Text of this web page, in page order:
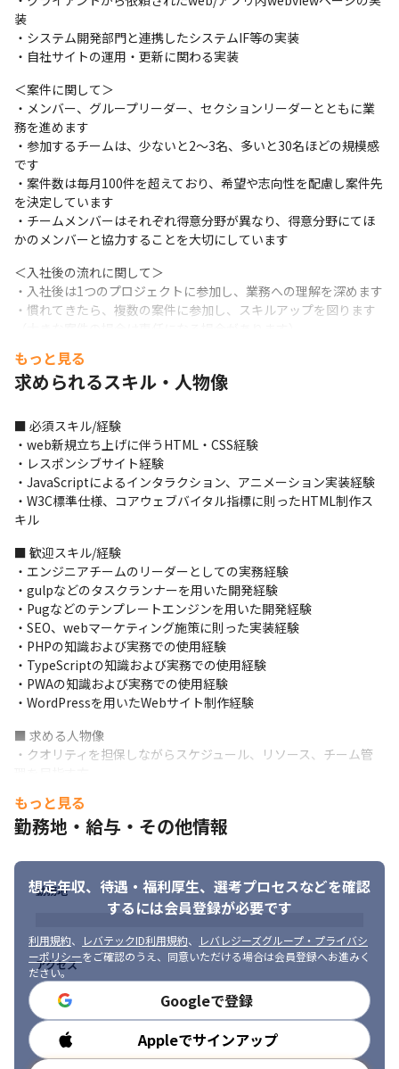
装
・システム開発部門と連携したシステムIF等の実装
・自社サイトの運用・更新に関わる実装
＜案件に関して＞
・メンバー、グループリーダー、セクションリーダーとともに業
務を進めます
・参加するチームは、少ないと2～3名、多いと30名ほどの規模感
です
・案件数は毎月100件を超えており、希望や志向性を配慮し案件先
を決定しています
・チームメンバーはそれぞれ得意分野が異なり、得意分野にてほ
かのメンバーと協力することを大切にしています
＜入社後の流れに関して＞
・入社後は1つのプロジェクトに参加し、業務への理解を深めます
・慣れてきたら、複数の案件に参加し、スキルアップを図ります
＜環境に関して＞
言語：HTML5/CSS(SASS)/JavaScript/TypeScript/PHP
その他：Photoshop/Illustrator/Adobe
XD/Sketch/Figma/Zeplin/Pug/gulp/WordPress
コード管理: GitHub
遠隔コミュニケーションツール: Slack
■ この仕事の面白み、魅力
・国内での事例がないような最新の製品を触る機会があります
・AWSおよびGoogle Cloudの最上位パートナーとして、国内最大
規模のアカウントを取り扱う経験が得られたり、未公開のサービ
スに携われる機会があります
・新規サービスの企画を比較的カジュアルに提案することができ
ます
国内トップのAWSベンダーで業務を進めます。
もっと見る
求められるスキル・人物像
■ 必須スキル/経験
・web新規立ち上げに伴うHTML・CSS経験
・レスポンシブサイト経験
・JavaScriptによるインタラクション、アニメーション実装経験
・W3C標準仕様、コアウェブバイタル指標に則ったHTML制作ス
キル
■ 歓迎スキル/経験
・エンジニアチームのリーダーとしての実務経験
・gulpなどのタスクランナーを用いた開発経験
・Pugなどのテンプレートエンジンを用いた開発経験
・SEO、webマーケティング施策に則った実装経験
・PHPの知識および実務での使用経験
・TypeScriptの知識および実務での使用経験
・PWAの知識および実務での使用経験
・WordPressを用いたWebサイト制作経験
■ 求める人物像
・クオリティを担保しながらスケジュール、リソース、チーム管
ーション力
・論理性と創造性を兼ね備えたクリエイティブを実現できる方
・ユーザーを意識したUI・UX開発にこだわりと誇りを持って取り
組める方
・主体的にPDCAをまわして、業務の改善や効率化を提案できる方
ることに積極的な方
もっと見る
勤務地・給与・その他情報
想定年収、待遇・福利厚生、 選考プロセスなどを確認
するには会員登録が必要です
利用規約、 レバテックID利用規約、
レバレジーズグループ・プライバシ
ーポリシーをご確認のうえ、同意いただける場合は会員登録へお進みく
ださい。
Googleで登録
Appleでサインアップ
勤務地
アクセス
勤務時間